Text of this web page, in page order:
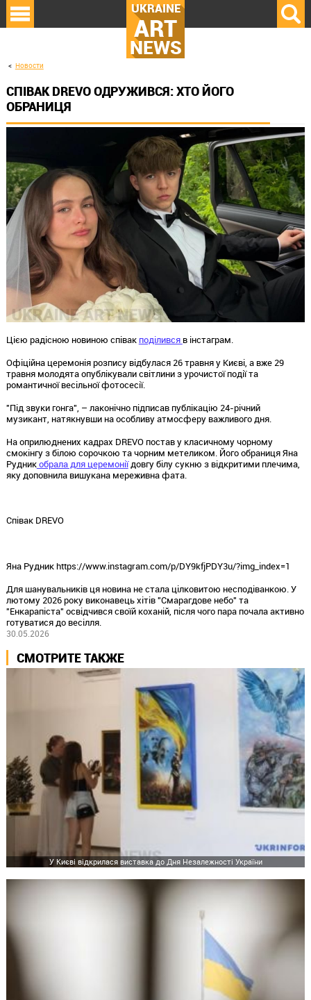
UKRAINE
ART
NEWS
Новости
СПІВАК DREVO ОДРУЖИВСЯ: ХТО ЙОГО
ОБРАНИЦЯ
Цією радісною новиною співак поділився в інстаграм.
Офіційна церемонія розпису відбулася 26 травня у Києві, а вже 29
травня молодята опублікували світлини з урочистої події та
романтичної весільної фотосесії.
"Під звуки гонга", – лаконічно підписав публікацію 24-річний
музикант, натякнувши на особливу атмосферу важливого дня.
На оприлюднених кадрах DREVO постав у класичному чорному
смокінгу з білою сорочкою та чорним метеликом. Його обраниця Яна
Рудникобрала для церемоніїдовгу білу сукню з відкритими плечима,
яку доповнила вишукана мереживна фата.
Співак DREVO
Яна Рудник https://www.instagram.com/p/DY9kfjPDY3u/?img_index=1
Для шанувальників ця новина не стала цілковитою несподіванкою. У
лютому 2026 року виконавець хітів "Смарагдове небо" та
"Енкарапіста" освідчився своїй коханій, після чого пара почала активно
готуватися до весілля.
30.05.2026
СМОТРИТЕ ТАКЖЕ
У Києві відкрилася виставка до Дня Незалежності України